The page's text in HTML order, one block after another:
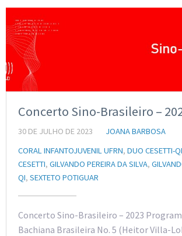
Concerto Sino-Brasileiro –
30 DE JULHO DE 2023
JOANA BARBOSA
CORAL INFANTOJUVENIL UFRN, DUO CESETTI-QI
CESETTI, GILVANDO PEREIRA DA SILVA,
QI, SEXTETO POTIGUAR
Concerto Sino-Brasileiro – 2023
Bachiana Brasileira No. 5 (Heitor Villa-